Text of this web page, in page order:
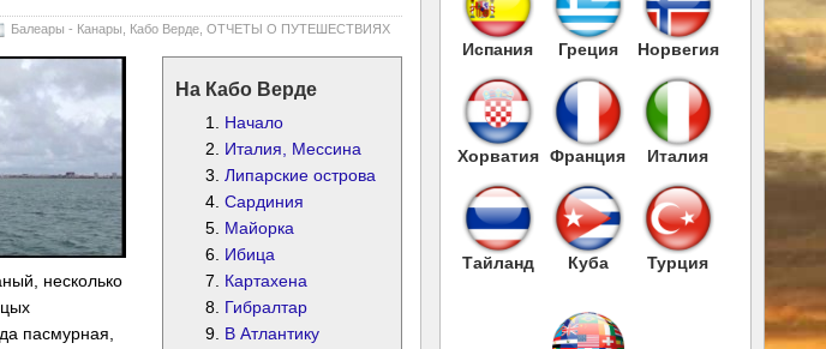
Балеары - Канары Кабо Верде ОТЧЕТЫ О ПУТЕШЕСТВИЯХ
На Кабо Верде
Начало
Италия, Мессина
Липарские острова
Сардиния
Майорка
Ибица
Картахена
Гибралтар
В Атлантику
несколько
пасмурная,
Испания Греция Норвегия
Хорватия Франция Италия
Тайланд Куба Турция